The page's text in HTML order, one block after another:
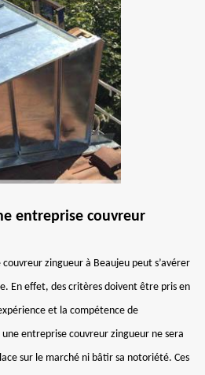
entreprise couvreur
zingueur à Beaujeu peut s’avérer
En effet, des critères doivent être pris en
et la compétence de
une entreprise couvreur zingueur ne sera
sur le marché ni bâtir sa notoriété. Ces